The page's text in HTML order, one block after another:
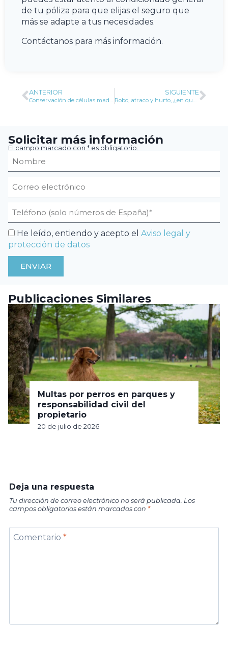
de tu póliza para que elijas el seguro que
más se adapte a tus necesidades.
Contáctanos para más información.
ANTERIOR
Conservación de células madre, ¿por qué son tan valiosas?
SIGUIENTE
Robo, atraco y hurto, ¿en qué se diferencian?
Solicitar más información
El campo marcado con * es obligatorio.
He leído, entiendo y acepto el Aviso legal y
protección de datos
ENVIAR
Publicaciones Similares
Multas por perros en parques y
responsabilidad civil del
propietario
20 de julio de 2026
Deja una respuesta
Tu dirección de correo electrónico no será publicada. Los
campos obligatorios están marcados con *
Comentario *